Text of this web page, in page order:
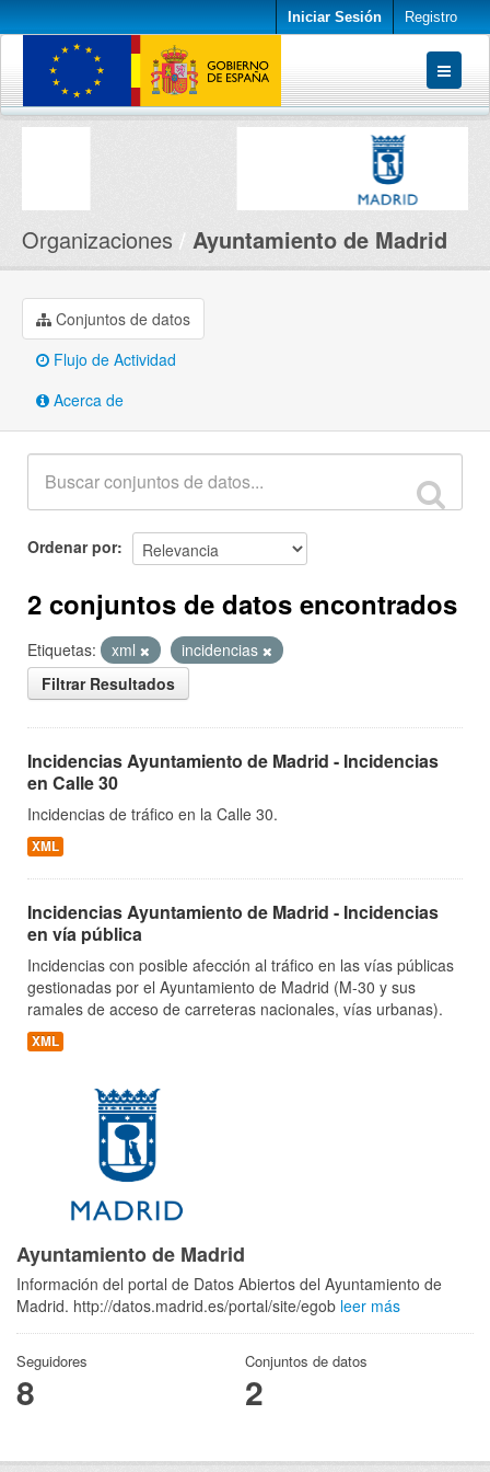
Iniciar Sesión Registro
Conjuntos de datos
Organizaciones Ayuntamiento de Madrid
Conjuntos de datos
Flujo de Actividad
Acerca de
Ordenar por
2 conjuntos de datos encontrados
Etiquetas: xml
incidencias
Filtrar Resultados
Incidencias Ayuntamiento de Madrid - Incidencias
en Calle 30
Incidencias de tráfico en la Calle 30.
XML
Incidencias Ayuntamiento de Madrid - Incidencias
en vía pública
Incidencias con posible afección al tráfico en las vías públicas
gestionadas por el Ayuntamiento de Madrid (M-30 y sus
ramales de acceso de carreteras nacionales, vías urbanas).
XML
Ayuntamiento de Madrid
Información del portal de Datos Abiertos del Ayuntamiento de
Madrid. http://datos.madrid.es/portal/site/egob leer más
Seguidores
8
Conjuntos de datos
2